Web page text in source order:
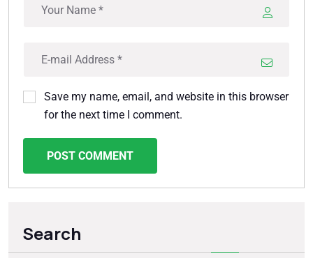
Save my name, email, and website in this browser
for the next time I comment.
POST COMMENT
Search